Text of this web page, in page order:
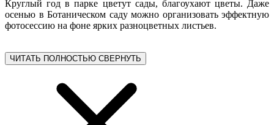
Круглый год в парке цветут сады, благоухают цветы. Даже
осенью в Ботаническом саду можно организовать эффектную
фотосессию на фоне ярких разноцветных листьев.
ЧИТАТЬ ПОЛНОСТЬЮ СВЕРНУТЬ